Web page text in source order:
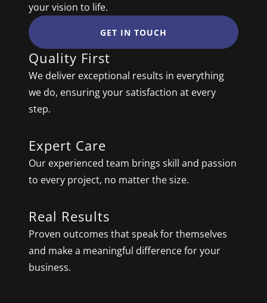
your vision to life.
GET IN TOUCH
Quality First
We deliver exceptional results in everything
we do, ensuring your satisfaction at every
step.
Expert Care
Our experienced team brings skill and passion
to every project, no matter the size.
Real Results
Proven outcomes that speak for themselves
and make a meaningful difference for your
business.